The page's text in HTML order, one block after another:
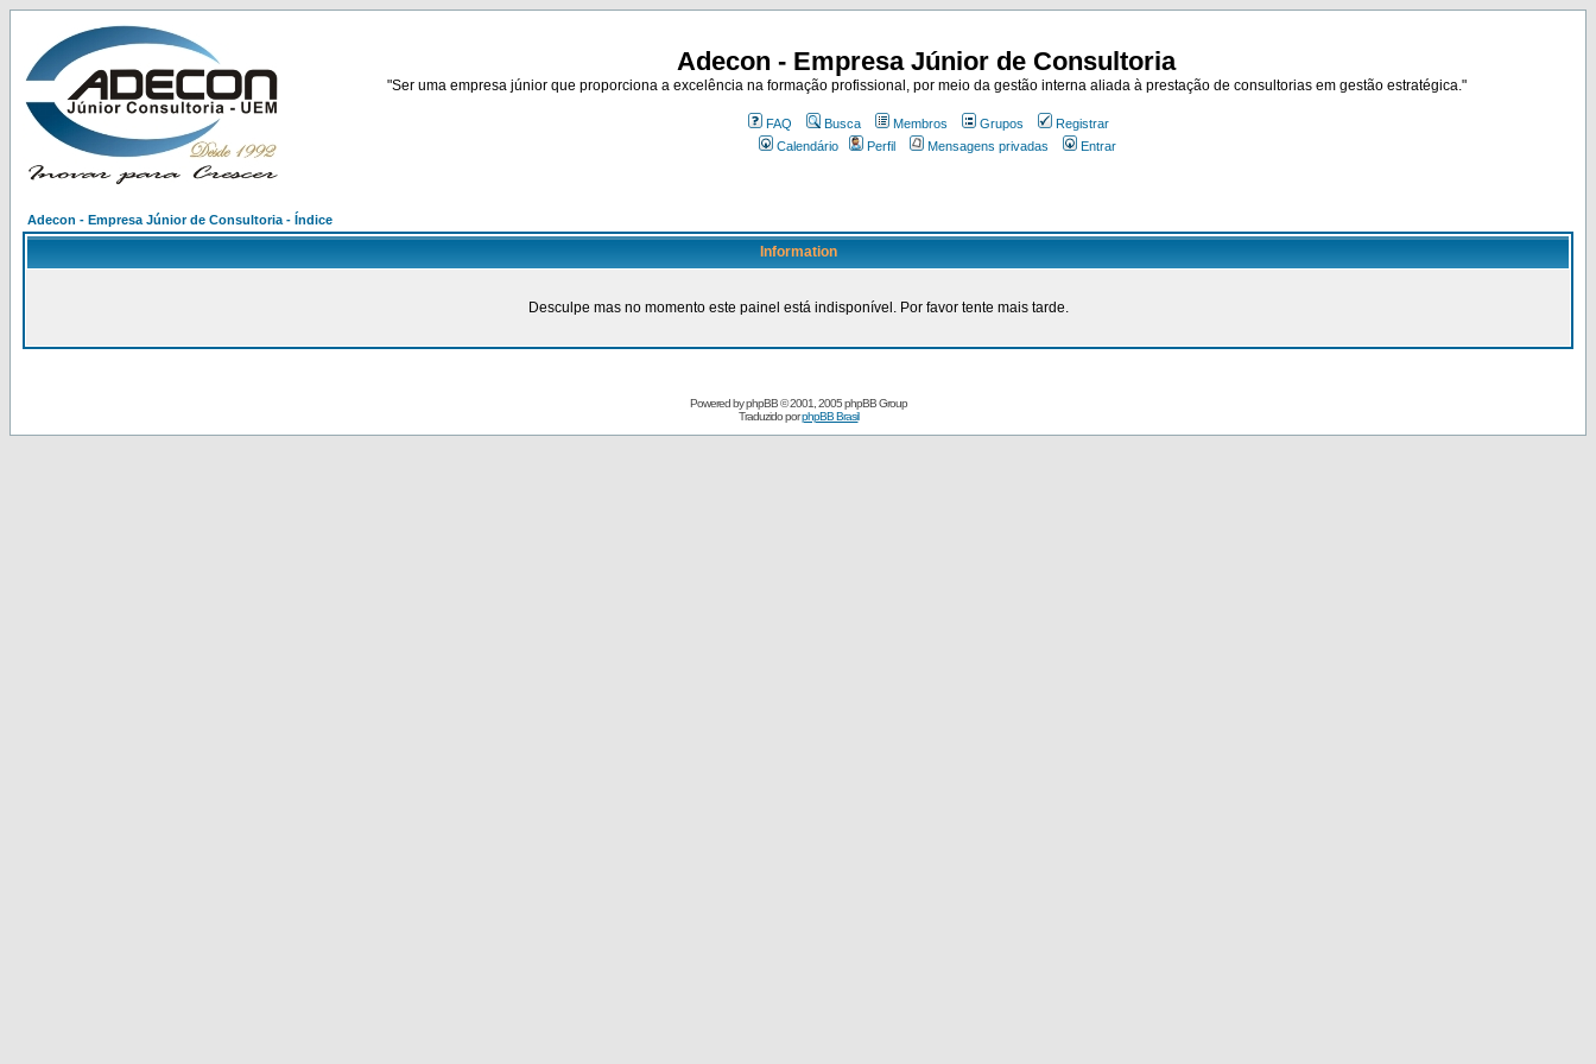
Adecon - Empresa Júnior de Consultoria
"Ser uma empresa júnior que proporciona a excelência na formação profissional, por meio da gestão interna aliada à prestação de consultorias em gestão estratégica."
FAQ Busca Membros Grupos
Registrar
Calendário
Perfil Mensagens privadas Entrar
Adecon - Empresa Júnior de Consultoria - Índice
Information
Desculpe mas no momento este painel está indisponível. Por favor tente mais tarde.
Powered byphpBB© 2001, 2005 phpBB Group
Traduzido porphpBB Brasil